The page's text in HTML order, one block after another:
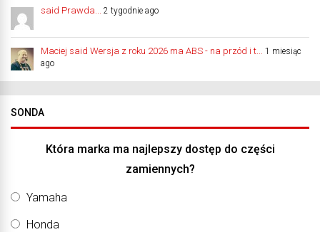
said Prawda... 2 tygodnie ago
Maciej said Wersja z roku 2026 ma ABS - na przód i t...
1 miesiąc
ago
SONDA
Która marka ma najlepszy dostęp do części
zamiennych?
Yamaha
Honda